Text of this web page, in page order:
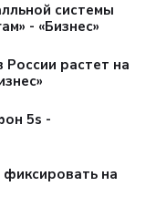
системы
- «Бизнес»
растет на
5s -
на